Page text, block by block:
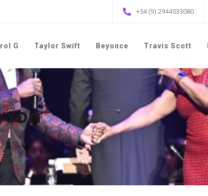
+54 (9) 2944533080
G Taylor Swift Beyonce Travis Scott